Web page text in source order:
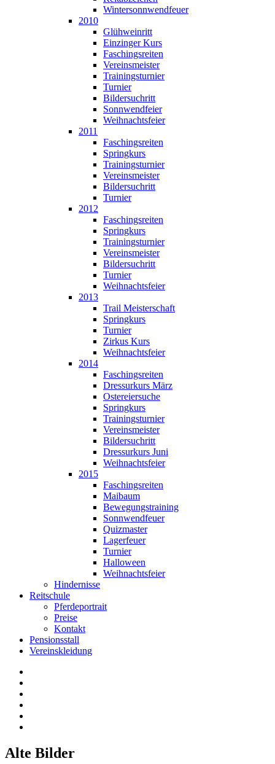
Wintersonnwendfeuer
2010
Glühweinritt
Einzinger Kurs
Faschingsreiten
Vereinsmeister
Trainingsturnier
Turnier
Bildersuchritt
Sonnwendfeier
Weihnachtsfeier
2011
Faschingsreiten
Springkurs
Trainingsturnier
Vereinsmeister
Bildersuchritt
Turnier
2012
Faschingsreiten
Springkurs
Trainingsturnier
Vereinsmeister
Bildersuchritt
Turnier
Weihnachtsfeier
2013
Trail Meisterschaft
Springkurs
Turnier
Zirkus Kurs
Weihnachtsfeier
2014
Faschingsreiten
Dressurkurs März
Ostereiersuche
Springkurs
Trainingsturnier
Vereinsmeister
Bildersuchritt
Dressurkurs Juni
Weihnachtsfeier
2015
Faschingsreiten
Maibaum
Bewegungstraining
Sonnwendfeuer
Quizmaster
Lagerfeuer
Turnier
Halloween
Weihnachtsfeier
Hindernisse
Reitschule
Pferdeportrait
Preise
Kontakt
Pensionsstall
Vereinskleidung
Alte Bilder